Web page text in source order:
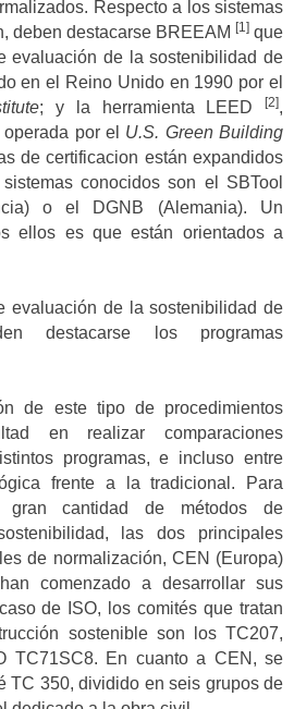
Respecto a los sistemas
deben destacarse BREEAM [1] que
evaluación de la sostenibilidad de
en el Reino Unido en 1990 por el
; y la herramienta LEED[2],
por el U.S. Green Building
de certificacion están expandidos
conocidos son el SBTool
o el DGNB (Alemania). Un
ellos es que están orientados a
evaluación de la sostenibilidad de
destacarse los programas
de este tipo de procedimientos
en realizar comparaciones
programas, e incluso entre
frente a la tradicional. Para
cantidad de métodos de
las dos principales
de normalización, CEN (Europa)
comenzado a desarrollar sus
de ISO, los comités que tratan
sostenible son los TC207,
TC71SC8. En cuanto a CEN, se
TC 350, dividido en seis grupos de